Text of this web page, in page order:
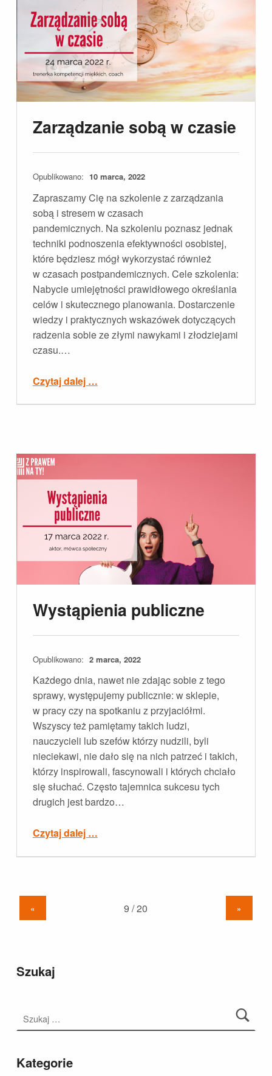
Zarządzanie sobą w czasie
Opublikowano: 10 marca, 2022
Zapraszamy Cię na szkolenie z zarządzania
sobą i stresem w czasach
pandemicznych. Na szkoleniu poznasz jednak
techniki podnoszenia efektywności osobistej,
które będziesz mógł wykorzystać również
w czasach postpandemicznych. Cele szkolenia:
Nabycie umiejętności prawidłowego określania
celów i skutecznego planowania. Dostarczenie
wiedzy i praktycznych wskazówek dotyczących
radzenia sobie ze złymi nawykami i złodziejami
czasu.…
Czytaj dalej …
Wystąpienia publiczne
Opublikowano: 2 marca, 2022
Każdego dnia, nawet nie zdając sobie z tego
sprawy, występujemy publicznie: w sklepie,
w pracy czy na spotkaniu z przyjaciółmi.
Wszyscy też pamiętamy takich ludzi,
nauczycieli lub szefów którzy nudzili, byli
nieciekawi, nie dało się na nich patrzeć i takich,
którzy inspirowali, fascynowali i których chciało
się słuchać. Często tajemnica sukcesu tych
drugich jest bardzo…
Czytaj dalej …
« »
Szukaj
Kategorie